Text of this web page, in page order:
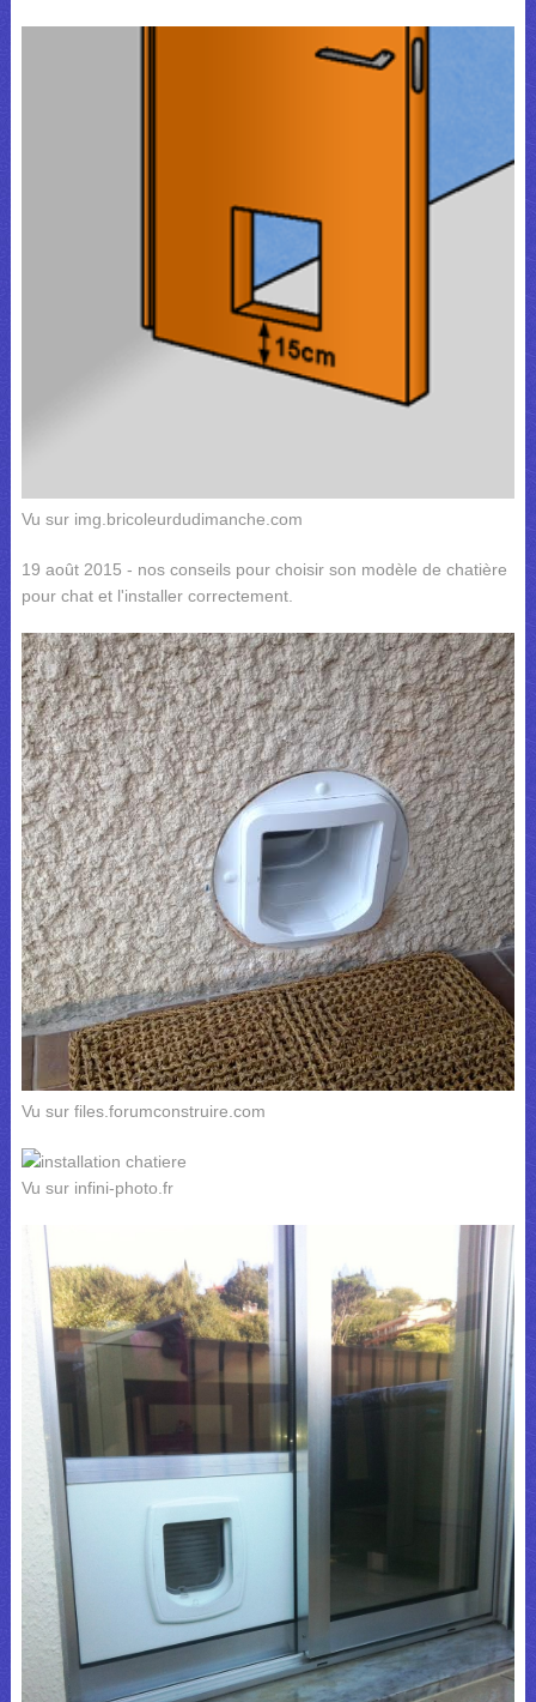
Vu sur img.bricoleurdudimanche.com
19 août 2015 - nos conseils pour choisir son modèle de chatière
pour chat et l'installer correctement.
Vu sur files.forumconstruire.com
Vu sur infini-photo.fr